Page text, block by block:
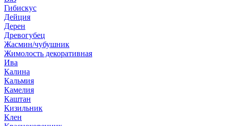
Гибискус
Дейция
Дерен
Древогубец
Жасмин/чубушник
Жимолость декоративная
Ива
Калина
Кальмия
Камелия
Каштан
Кизильник
Клен